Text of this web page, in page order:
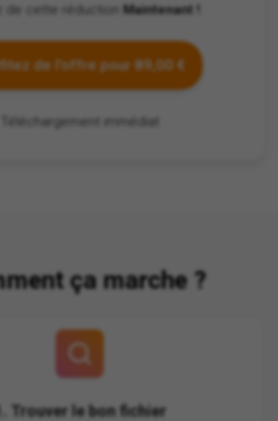
de cette réduction Maintenant !
de l'offre pour 89,00 €
Téléchargement immédiat
ça marche ?
Trouver le bon fichier